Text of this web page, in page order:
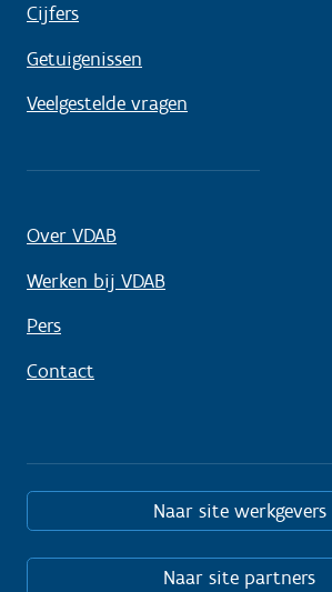
Cijfers
Getuigenissen
Veelgestelde vragen
Over VDAB
Werken bij VDAB
Pers
Contact
Naar site werkgevers
Naar site partners